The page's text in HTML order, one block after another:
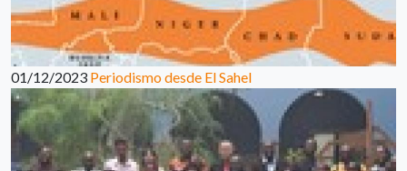
01/12/2023 Periodismo desde El Sahel